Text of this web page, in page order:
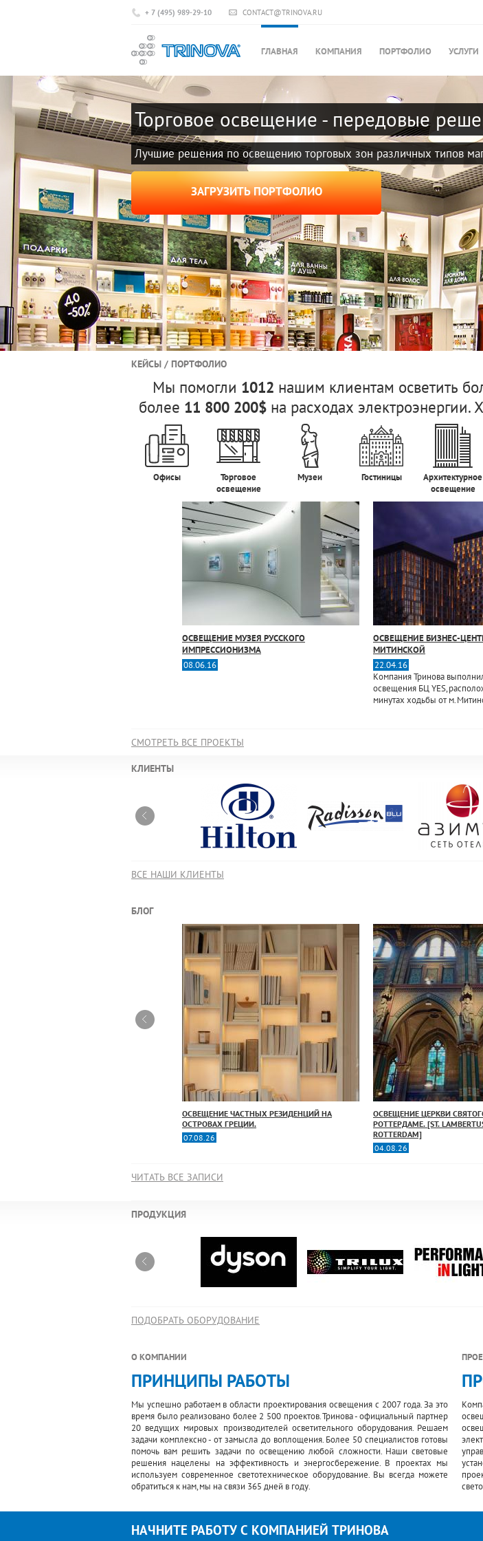
+ 7 (495) 989-29-10 CONTACT@TRINOVA.RU
ГЛАВНАЯ КОМПАНИЯ ПОРТФОЛИО УСЛУГИ
Торговое освещение - передовые
Лучшие решения по освещению торговых зон различных типов
ЗАГРУЗИТЬ ПОРТФОЛИО
КЕЙСЫ / ПОРТФОЛИО
Мы помогли 1012 нашим клиентам осветить
более 11 800 200$на расходах электроэнергии.
Офисы
Торговое
освещение
Музеи Гостиницы
Архитектурное
освещение
ОСВЕЩЕНИЕ МУЗЕЯ РУССКОГО
ИМПРЕССИОНИЗМА
08.06.16
ОСВЕЩЕНИЕ БИЗНЕС-
МИТИНСКОЙ
22.04.16
Компания Тринова
освещения БЦ YES,
минутах ходьбы от м.
СМОТРЕТЬ ВСЕ ПРОЕКТЫ
КЛИЕНТЫ
ВСЕ НАШИ КЛИЕНТЫ
БЛОГ
ОСВЕЩЕНИЕ ЧАСТНЫХ РЕЗИДЕНЦИЙ НА
ОСТРОВАХ ГРЕЦИИ.
07.08.26
ОСВЕЩЕНИЕ ЦЕРКВИ
РОТТЕРДАМЕ. [ST.
ROTTERDAM]
04.08.26
ЧИТАТЬ ВСЕ ЗАПИСИ
ПРОДУКЦИЯ
ПОДОБРАТЬ ОБОРУДОВАНИЕ
О КОМПАНИИ
ПРИНЦИПЫ РАБОТЫ
Мы успешно работаем в области проектирования освещения с 2007 года. За это
время было реализовано более 2 500 проектов. Тринова - официальный партнер
20 ведущих мировых производителей осветительного оборудования. Решаем
задачи комплексно - от замысла до воплощения. Более 50 специалистов готовы
помочь вам решить задачи по освещению любой сложности. Наши световые
решения нацелены на эффективность и энергосбережение. В проектах мы
используем современное светотехническое оборудование. Вы всегда можете
обратиться к нам, мы на связи 365 дней в году.
НАЧНИТЕ РАБОТУ С КОМПАНИЕЙ ТРИНОВА